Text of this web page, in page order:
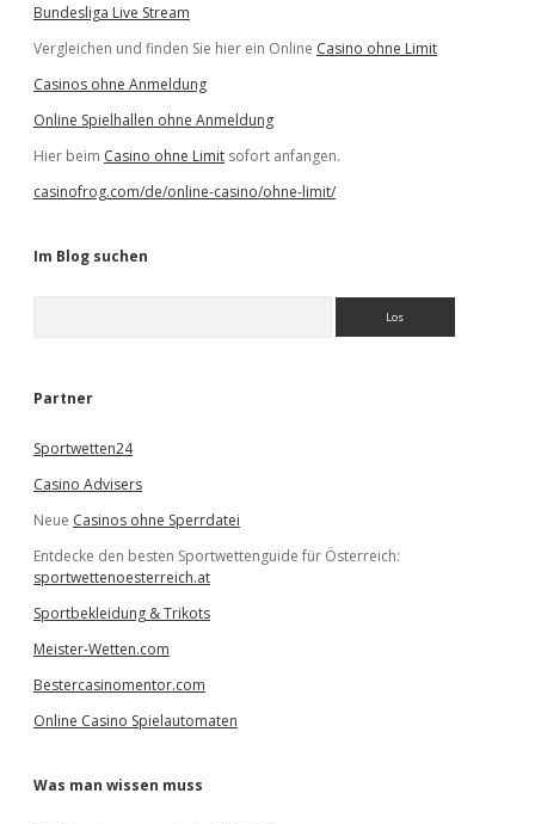
Bundesliga Live Stream
Vergleichen und finden Sie hier ein Online Casino ohne Limit
Casinos ohne Anmeldung
Online Spielhallen ohne Anmeldung
Hier beim Casino ohne Limit sofort anfangen.
casinofrog.com/de/online-casino/ohne-limit/
Im Blog suchen
e
Partner
Sportwetten24
Casino Advisers
Neue Casinos ohne Sperrdatei
Entdecke den besten Sportwettenguide für Österreich:
sportwettenoesterreich.at
Sportbekleidung & Trikots
Meister-Wetten.com
Bestercasinomentor.com
Online Casino Spielautomaten
Was man wissen muss